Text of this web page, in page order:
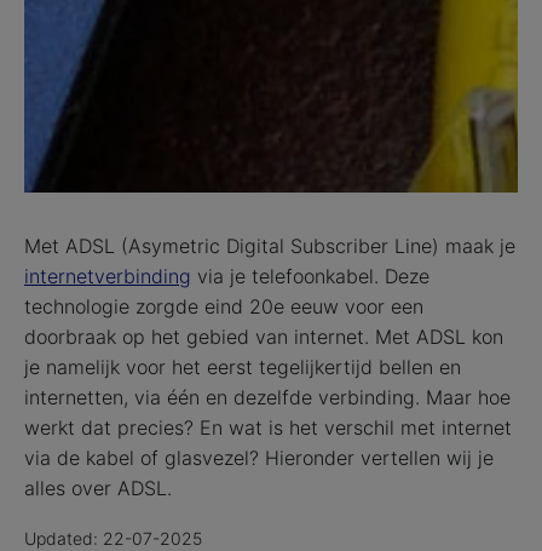
Met ADSL (Asymetric Digital Subscriber Line) maak je
internetverbinding via je telefoonkabel. Deze
technologie zorgde eind 20e eeuw voor een
doorbraak op het gebied van internet. Met ADSL kon
je namelijk voor het eerst tegelijkertijd bellen en
internetten, via één en dezelfde verbinding. Maar hoe
werkt dat precies? En wat is het verschil met internet
via de kabel of glasvezel? Hieronder vertellen wij je
alles over ADSL.
Updated: 22-07-2025